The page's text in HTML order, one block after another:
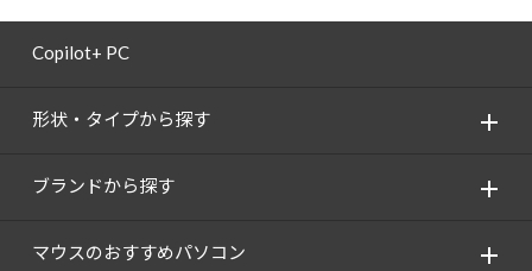
Copilot+ PC
形状・タイプから探す
ブランドから探す
マウスのおすすめパソコン